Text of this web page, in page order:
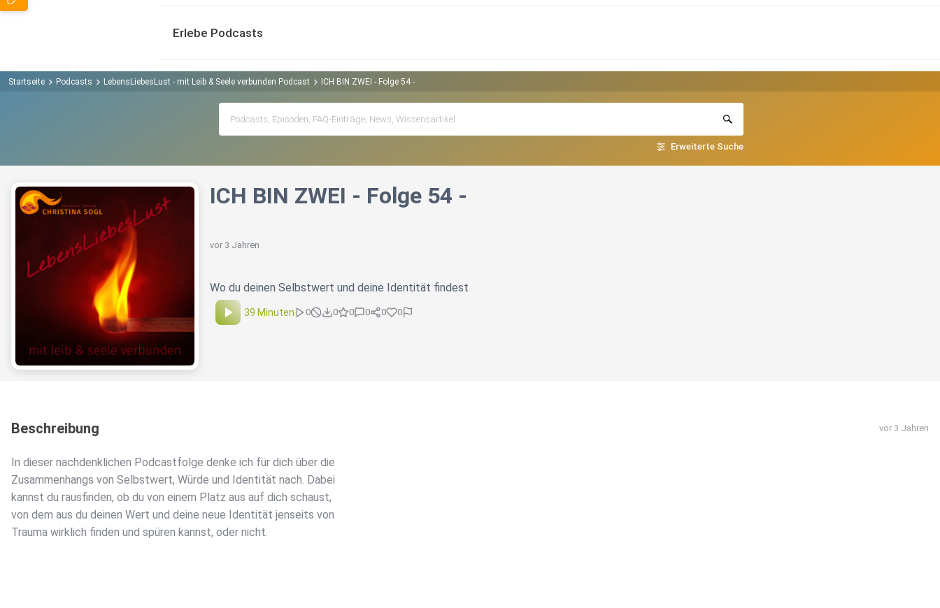
Erlebe Podcasts
Startseite Podcasts LebensLiebesLust - mit Leib & Seele verbunden Podcast ICH BIN ZWEI - Folge 54 -
Erweiterte Suche
ICH BIN ZWEI - Folge 54 -
vor 3 Jahren
Wo du deinen Selbstwert und deine Identität findest
39 Minuten 0 0 0 0 0 0
Beschreibung vor 3 Jahren
In dieser nachdenklichen Podcastfolge denke ich für dich über die
Zusammenhangs von Selbstwert, Würde und Identität nach. Dabei
kannst du rausfinden, ob du von einem Platz aus auf dich schaust,
von dem aus du deinen Wert und deine neue Identität jenseits von
Trauma wirklich finden und spüren kannst, oder nicht.